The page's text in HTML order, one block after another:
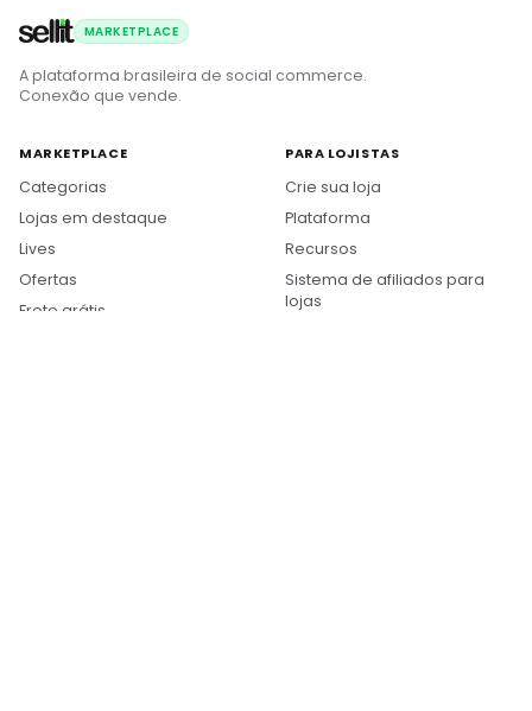
MARKETPLACE
A plataforma brasileira de social commerce.
Conexão que vende.
MARKETPLACE
Categorias
Lojas em destaque
Lives
Ofertas
Frete grátis
PARA LOJISTAS
Crie sua loja
Plataforma
Recursos
Sistema de afiliados para
lojas